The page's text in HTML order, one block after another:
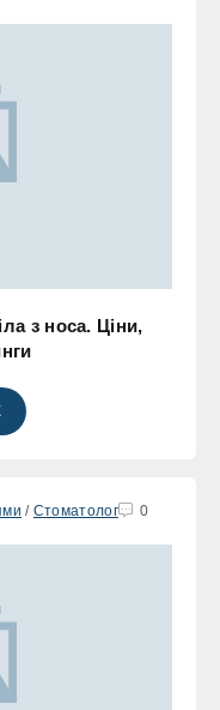
з носа. Ціни,
/ Стоматолог 0